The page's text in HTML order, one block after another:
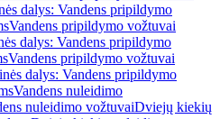
dalys: Vandens pripildymo
Vandens pripildymo vožtuvai
dalys: Vandens pripildymo
Vandens pripildymo vožtuvai
dalys: Vandens pripildymo
Vandens nuleidimo
nuleidimo vožtuvaiDviejų kiekių